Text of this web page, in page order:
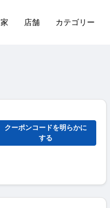
家 店舗 カテゴリー
クーポンコードを明らかに
する